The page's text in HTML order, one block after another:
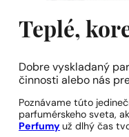
Teplé,
Dobre vyskladaný
činnosti alebo nás
Poznávame túto
parfumérskeho sveta,
Perfumy už dlhý čas